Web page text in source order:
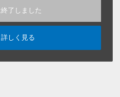
了しました
詳しく見る